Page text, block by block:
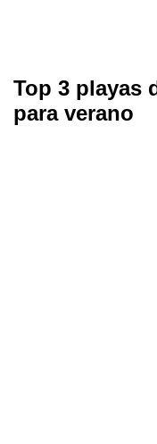
Top 3 playas
para verano